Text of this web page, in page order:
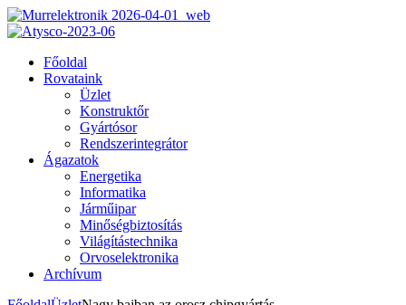
Főoldal
Rovataink
Üzlet
Konstruktőr
Gyártósor
Rendszerintegrátor
Ágazatok
Energetika
Informatika
Járműipar
Minőségbiztosítás
Világítástechnika
Orvoselektronika
Archívum